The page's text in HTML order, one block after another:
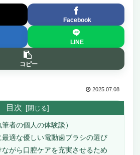
Facebook
LINE
コピー
2025.07.08
目次
者の個人の体験談）
適な優しい電動歯ブラシの選び
がら口腔ケアを充実させるため